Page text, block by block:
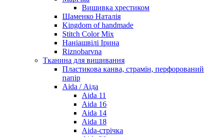
Вишивка хрестиком
Шаменко Наталія
Kingdom of handmade
Stitch Color Mix
Наніашвілі Ірина
Riznobarvna
Тканина для вишивання
Пластикова канва, страмін, перфорований
папір
Aida / Аіда
Aida 11
Aida 16
Aida 14
Aida 18
Aida-стрічка